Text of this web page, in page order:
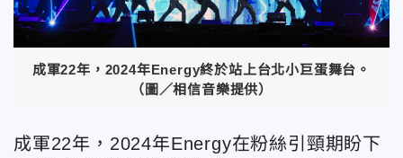
成軍22年，2024年Energy終於站上台北小巨蛋舞台。
（圖／相信音樂提供）
成軍22年，2024年Energy在粉絲引頸期盼下